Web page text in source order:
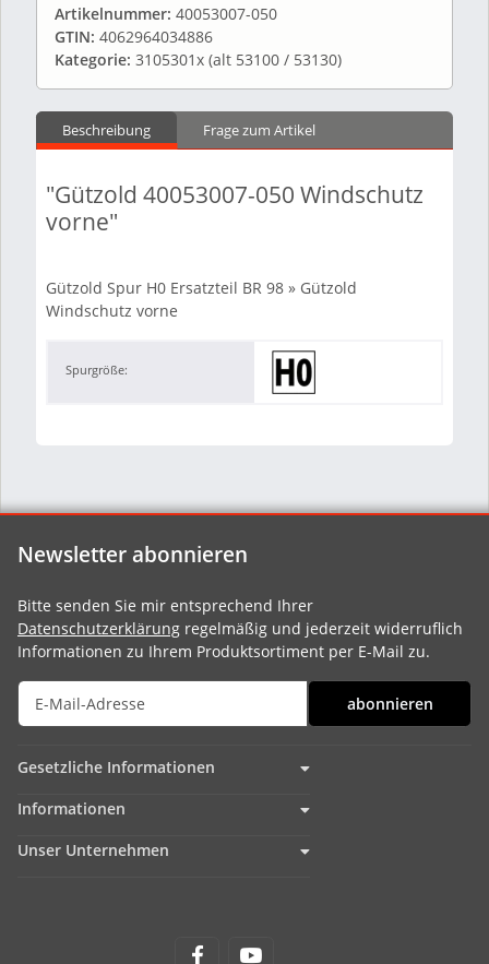
Artikelnummer: 40053007-050
GTIN: 4062964034886
Kategorie: 3105301x (alt 53100 / 53130)
Beschreibung Frage zum Artikel
"Gützold 40053007-050 Windschutz
vorne"
Gützold Spur H0 Ersatzteil BR 98 » Gützold
Windschutz vorne
Spurgröße:
Newsletter abonnieren
Bitte senden Sie mir entsprechend Ihrer
Datenschutzerklärung regelmäßig und jederzeit widerruflich
Informationen zu Ihrem Produktsortiment per E-Mail zu.
abonnieren
Gesetzliche Informationen
Informationen
Unser Unternehmen